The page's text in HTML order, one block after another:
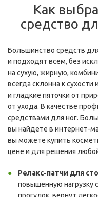
Как
средство
Большинство средств
и подходят всем, без
на сухую, жирную,
всегда склонна к сухости
и гладкие пяточки от
от ухода. В качестве
средствами для ног.
вы найдете в интернет-
вы можете купить
цене и для решения
Релакс-патчи для
повышенную нагрузку